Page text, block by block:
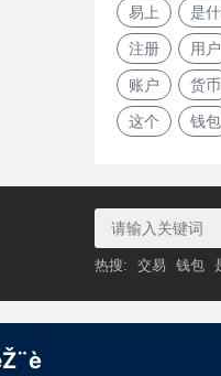
易上 是
注册 用户
账户 货币
这个 钱包
热搜: 交易 钱包